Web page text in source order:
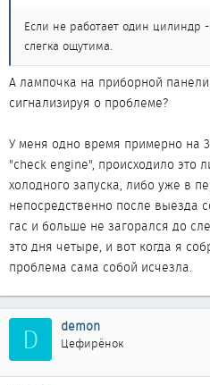
Если не работает один цилиндр
слегка ощутима.
А лампочка на приборной
сигнализируя о проблеме?
У меня одно время примерно на
"check engine", происходило это
холодного запуска, либо уже в
непосредственно после выезда
гас и больше не загорался до
это дня четыре, и вот когда я
проблема сама собой исчезла.
D demon
Цефирёнок